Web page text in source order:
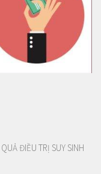
ĐIỀU TRỊ SUY SINH